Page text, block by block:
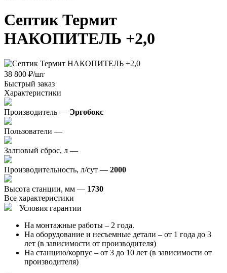
Септик Термит
НАКОПИТЕЛЬ +2,0
38 800 ₽/шт
Быстрый заказ
Характеристики
Производитель — Эргобокс
Пользователи —
Залповый сброс, л —
Производительность, л/сут — 2000
Высота станции, мм — 1730
Все характеристики
Условия гарантии
На монтажные работы – 2 года.
На оборудование и несъемные детали – от 1 года до 3
лет (в зависимости от производителя)
На станцию/корпус – от 3 до 10 лет (в зависимости от
производителя)